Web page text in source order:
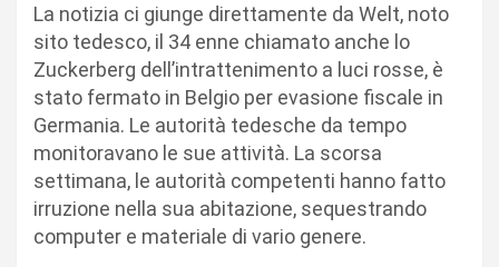
La notizia ci giunge direttamente da Welt, noto
sito tedesco, il 34 enne chiamato anche lo
Zuckerberg dell’intrattenimento a luci rosse, è
stato fermato in Belgio per evasione fiscale in
Germania. Le autorità tedesche da tempo
monitoravano le sue attività. La scorsa
settimana, le autorità competenti hanno fatto
irruzione nella sua abitazione, sequestrando
computer e materiale di vario genere.